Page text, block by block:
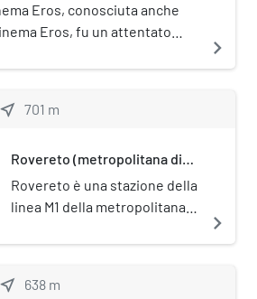
Eros, conosciuta anche
Eros, fu un attentato
maggio 1983 nel cinema
Lyla, profumo di femmina.
la vita cinque spettatori e
tentò di salvare le vittime.
navigate_next
near_me 701 m
Rovereto (metropolitana di
Rovereto è una stazione della
linea M1 della metropolitana
navigate_next
near_me 638 m